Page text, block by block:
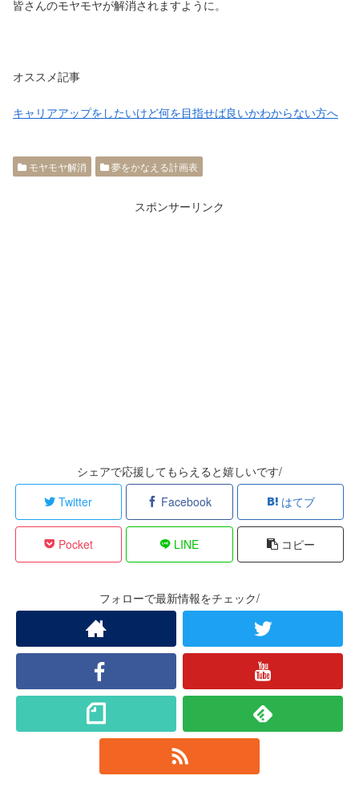
皆さんのモヤモヤが解消されますように。
オススメ記事
キャリアアップをしたいけど何を目指せば良いかわからない方へ
モヤモヤ解消 夢をかなえる計画表
スポンサーリンク
シェアで応援してもらえると嬉しいです/
Twitter
Facebook はてブ
Pocket LINE コピー
フォローで最新情報をチェック/